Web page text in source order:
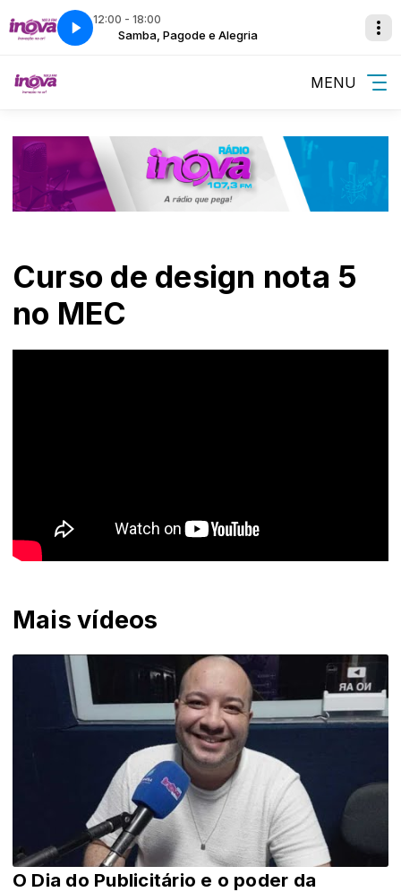
12:00 - 18:00
Samba, Pagode e Alegria
MENU
Curso de design nota 5
no MEC
Mais vídeos
O Dia do Publicitário e o poder da